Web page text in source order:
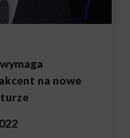
na nowe